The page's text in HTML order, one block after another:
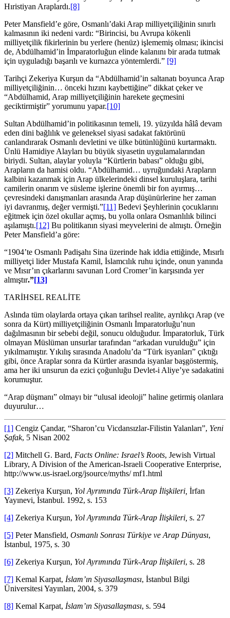
Hıristiyan Araplardı.[8]
Peter Mansfield’e göre, Osmanlı’daki Arap milliyetçiliğinin sınırlı
kalmasının iki nedeni vardı: “Birincisi, bu Avrupa kökenli
milliyetçilik fikirlerinin bu yerlere (henüz) işlememiş olması; ikincisi
de, Abdülhamid’in İmparatorluğun elinde kalanını bir arada tutmak
için uyguladığı başarılı ve kurnazca yöntemlerdi.” [9]
Tarihçi Zekeriya Kurşun da “Abdülhamid’in saltanatı boyunca Arap
milliyetçiliğinin… önceki hızını kaybettiğine” dikkat çeker ve
“Abdülhamid, Arap milliyetçiliğinin harekete geçmesini
geciktirmiştir” yorumunu yapar.[10]
Sultan Abdülhamid’in politikasının temeli, 19. yüzyılda hâlâ devam
eden dini bağlılık ve geleneksel siyasi sadakat faktörünü
canlandırarak Osmanlı devletini ve ülke bütünlüğünü kurtarmaktı.
Ünlü Hamidiye Alayları bu büyük siyasetin uygulamalarından
biriydi. Sultan, alaylar yoluyla “Kürtlerin babası” olduğu gibi,
Arapların da hamisi oldu. “Abdülhamid… uyruğundaki Arapların
kalbini kazanmak için Arap ülkelerindeki dinsel kuruluşlara, tarihi
camilerin onarım ve süsleme işlerine önemli bir fon ayırmış…
çevresindeki danışmanları arasında Arap düşünürlerine her zaman
iyi davranmış, değer vermişti.”[11] Bedevi Şeyhlerinin çocuklarını
eğitmek için özel okullar açmış, bu yolla onlara Osmanlılık bilinci
aşılamıştı.[12] Bu politikanın siyasi meyvelerini de almıştı. Örneğin
Peter Mansfield’a göre:
“1904’te Osmanlı Padişahı Sina üzerinde hak iddia ettiğinde, Mısırlı
milliyetçi lider Mustafa Kamil, İslamcılık ruhu içinde, onun yanında
ve Mısır’ın çıkarlarını savunan Lord Cromer’in karşısında yer
almıştır.”[13]
TARİHSEL REALİTE
Aslında tüm olaylarda ortaya çıkan tarihsel realite, ayrılıkçı Arap (ve
sonra da Kürt) milliyetçiliğinin Osmanlı İmparatorluğu’nun
dağılmasının bir sebebi değil, sonucu olduğudur. İmparatorluk, Türk
olmayan Müslüman unsurlar tarafından “arkadan vurulduğu” için
yıkılmamıştır. Yıkılış sırasında Anadolu’da “Türk isyanları” çıktığı
gibi, önce Araplar sonra da Kürtler arasında isyanlar başgöstermiş,
ama her iki unsurun da ezici çoğunluğu Devlet-i Aliye’ye sadakatini
korumuştur.
“Arap düşmanı” olmayı bir “ulusal ideoloji” haline getirmiş olanlara
duyurulur…
[1] Cengiz Çandar, “Sharon’cu Vicdansızlar-Filistin Yalanları”, Yeni
Şafak, 5 Nisan 2002
[2] Mitchell G. Bard, Facts Online: Israel’s Roots, Jewish Virtual
Library, A Division of the American-Israeli Cooperative Enterprise,
http://www.us-israel.org/jsource/myths/ mf1.html
[3] Zekeriya Kurşun, Yol Ayrımında Türk-Arap İlişkileri, İrfan
Yayınevi, İstanbul. 1992, s. 153
[4] Zekeriya Kurşun, Yol Ayrımında Türk-Arap İlişkileri, s. 27
[5] Peter Mansfield, Osmanlı Sonrası Türkiye ve Arap Dünyası,
İstanbul, 1975, s. 30
[6] Zekeriya Kurşun, Yol Ayrımında Türk-Arap İlişkileri, s. 28
[7] Kemal Karpat, İslam’ın Siyasallaşması, İstanbul Bilgi
Üniversitesi Yayınları, 2004, s. 379
[8] Kemal Karpat, İslam’ın Siyasallaşması, s. 594